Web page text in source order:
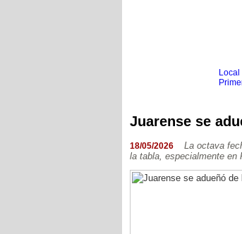
Local
Agrario
Boxeo
Ciclismo
Gim. Artística
Juarense se
18/05/2026
La octava
la tabla, especialmente en